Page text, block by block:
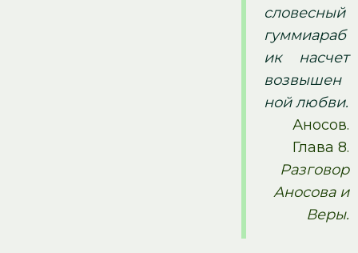
словесный
гуммиараб
ик насчет
возвышен
ной любви.
Аносов.
Глава 8.
Разговор
Аносова и
Веры.